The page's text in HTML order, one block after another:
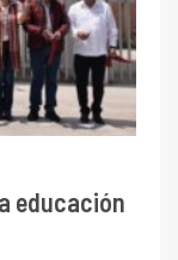
educación